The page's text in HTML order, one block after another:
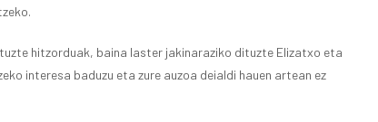
hitzorduak, baina laster jakinaraziko dituzte Elizatxo eta
interesa baduzu eta zure auzoa deialdi hauen artean ez